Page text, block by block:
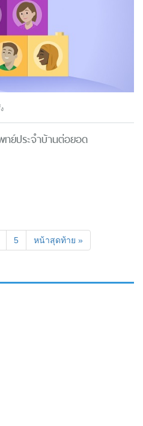
ทย์ประจำบ้านต่อยอด
5 หน้าสุดท้าย »